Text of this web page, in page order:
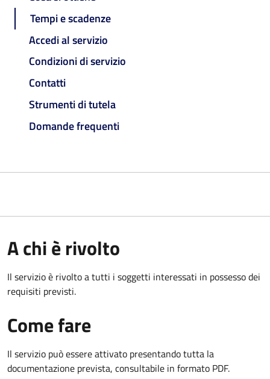
Tempi e scadenze
Accedi al servizio
Condizioni di servizio
Contatti
Strumenti di tutela
Domande frequenti
A chi è rivolto
Il servizio è rivolto a tutti i soggetti interessati in possesso dei
requisiti previsti.
Come fare
Il servizio può essere attivato presentando tutta la
documentazione prevista, consultabile in formato PDF.